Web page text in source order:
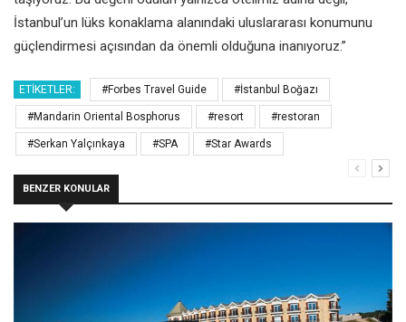
İstanbul’un lüks konaklama alanındaki uluslararası konumunu
güçlendirmesi açısından da önemli olduğuna inanıyoruz.”
ETIKETLER: #Forbes Travel Guide #İstanbul Boğazı
#Mandarin Oriental Bosphorus #resort #restoran
#Serkan Yalçınkaya #SPA #Star Awards
BENZER KONULAR